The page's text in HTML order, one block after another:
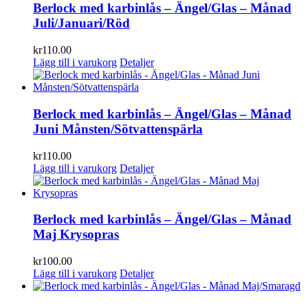
Berlock med karbinlås – Ängel/Glas – Månad
Juli/Januari/Röd
kr110.00
Lägg till i varukorg Detaljer
Berlock med karbinlås – Ängel/Glas – Månad
Juni Månsten/Sötvattenspärla
kr110.00
Lägg till i varukorg Detaljer
Berlock med karbinlås – Ängel/Glas – Månad
Maj Krysopras
kr100.00
Lägg till i varukorg Detaljer